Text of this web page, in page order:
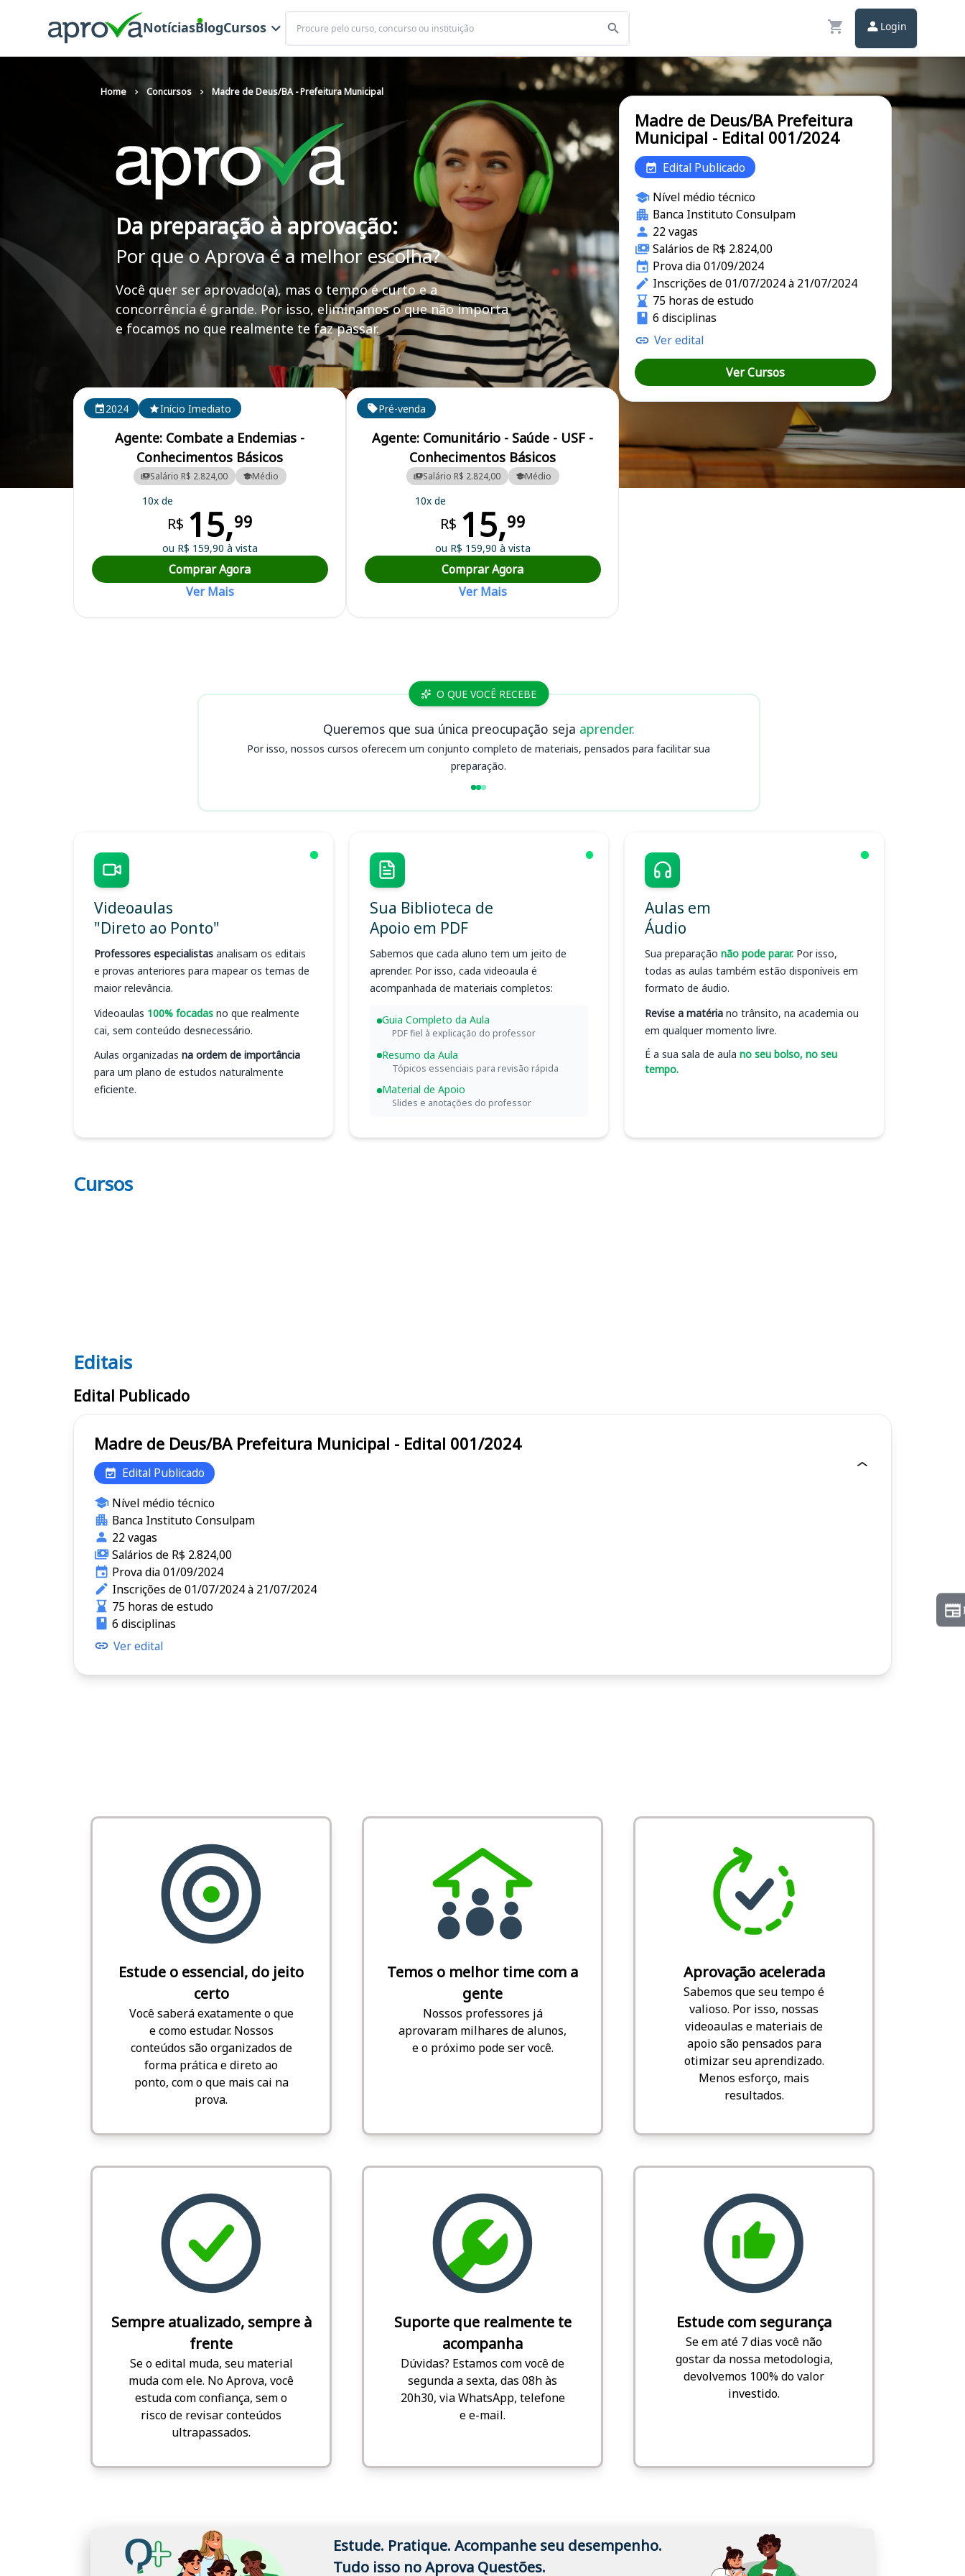
NotíciasBlogCursos
Buscar
Login
Home Concursos Madre de Deus/BA - Prefeitura Municipal
Da preparação à aprovação:
Por que o Aprova é a melhor escolha?
Você quer ser aprovado(a), mas o tempo é curto e a
concorrência é grande. Por isso, eliminamos o que não importa
e focamos no que realmente te faz passar.
Curso Preparatório para o Concurso Madre de Deus/BA - Prefeitura Municipal
Cursos em destaque para passar no concurso
2024
Início Imediato
Agente: Combate a Endemias -
Conhecimentos Básicos
Salário R$ 2.824,00 Médio
10x de
R$ 15,99
ou R$ 159,90 à vista
Comprar Agora
Ver Mais
Pré-venda
Agente: Comunitário - Saúde - USF -
Conhecimentos Básicos
Salário R$ 2.824,00 Médio
10x de
R$ 15,99
ou R$ 159,90 à vista
Comprar Agora
Ver Mais
Madre de Deus/BA Prefeitura
Municipal - Edital 001/2024
Edital Publicado
Nível médio técnico
Banca Instituto Consulpam
22 vagas
Salários de R$ 2.824,00
Prova dia 01/09/2024
Inscrições de 01/07/2024 à 21/07/2024
75 horas de estudo
6 disciplinas
Ver edital
Ver Cursos
O QUE VOCÊ RECEBE
Queremos que sua única preocupação seja aprender.
Por isso, nossos cursos oferecem um conjunto completo de materiais, pensados para facilitar sua
preparação.
Videoaulas
"Direto ao Ponto"
Professores especialistas analisam os editais
e provas anteriores para mapear os temas de
maior relevância.
Videoaulas 100% focadas no que realmente
cai, sem conteúdo desnecessário.
Aulas organizadas na ordem de importância
para um plano de estudos naturalmente
eficiente.
Sua Biblioteca de
Apoio em PDF
Sabemos que cada aluno tem um jeito de
aprender. Por isso, cada videoaula é
acompanhada de materiais completos:
Guia Completo da Aula
PDF fiel à explicação do professor
Resumo da Aula
Tópicos essenciais para revisão rápida
Material de Apoio
Slides e anotações do professor
Aulas em
Áudio
Sua preparação não pode parar. Por isso,
todas as aulas também estão disponíveis em
formato de áudio.
Revise a matéria no trânsito, na academia ou
em qualquer momento livre.
É a sua sala de aula no seu bolso, no seu
tempo.
Cursos
Editais
Editais
Edital Publicado
Madre de Deus/BA Prefeitura Municipal - Edital 001/2024
Edital Publicado
Nível médio técnico
Banca Instituto Consulpam
22 vagas
Salários de R$ 2.824,00
Prova dia 01/09/2024
Inscrições de 01/07/2024 à 21/07/2024
75 horas de estudo
6 disciplinas
Ver edital
Estude o essencial, do jeito
certo
Você saberá exatamente o que
e como estudar. Nossos
conteúdos são organizados de
forma prática e direto ao
ponto, com o que mais cai na
prova.
Temos o melhor time com a
gente
Nossos professores já
aprovaram milhares de alunos,
e o próximo pode ser você.
Aprovação acelerada
Sabemos que seu tempo é
valioso. Por isso, nossas
videoaulas e materiais de
apoio são pensados para
otimizar seu aprendizado.
Menos esforço, mais
resultados.
Sempre atualizado, sempre à
frente
Se o edital muda, seu material
muda com ele. No Aprova, você
estuda com confiança, sem o
risco de revisar conteúdos
ultrapassados.
Suporte que realmente te
acompanha
Dúvidas? Estamos com você de
segunda a sexta, das 08h às
20h30, via WhatsApp, telefone
e e-mail.
Estude com segurança
Se em até 7 dias você não
gostar da nossa metodologia,
devolvemos 100% do valor
investido.
Estude. Pratique. Acompanhe seu desempenho.
Tudo isso no Aprova Questões.